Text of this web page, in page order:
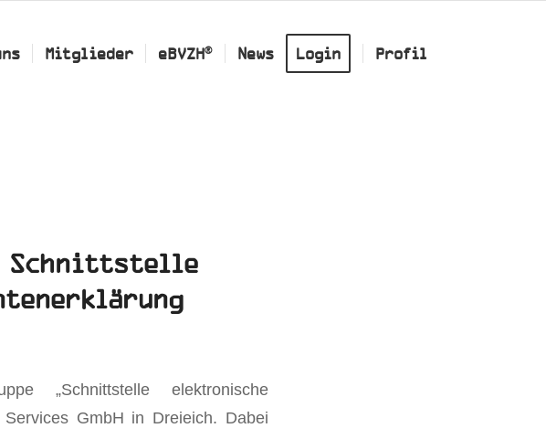
Mitglieder eBVZH® News Login Profil
Schnittstelle
„Schnittstelle elektronische
GmbH in Dreieich. Dabei